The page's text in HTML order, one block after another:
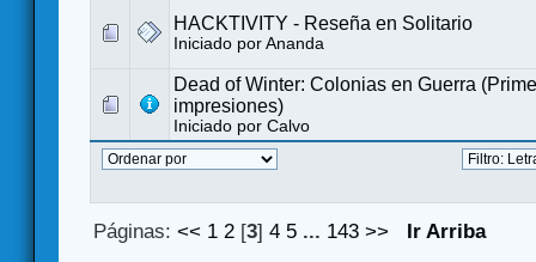
HACKTIVITY - Reseña en Solitario
Iniciado por Ananda
Dead of Winter: Colonias en Guerra
impresiones)
Iniciado por Calvo
Páginas:<< 1 2 [3]4 5 ... 143 >> Ir Arriba